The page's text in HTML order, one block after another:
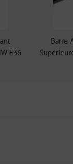
E36
Barre